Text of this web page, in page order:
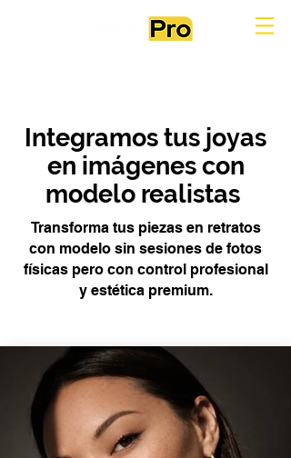
Integramos tus joyas
en imágenes con
modelo realistas
Transforma tus piezas en retratos
con modelo sin sesiones de fotos
físicas pero con control profesional
y estética premium.